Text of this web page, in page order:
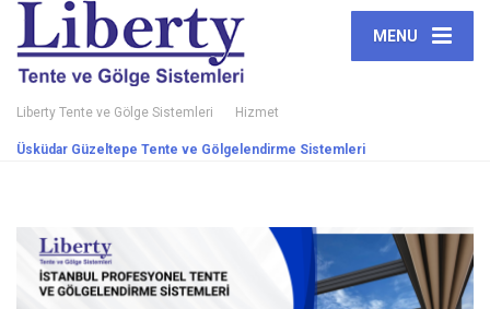
MENU
Liberty Tente ve Gölge Sistemleri Hizmet
Üsküdar Güzeltepe Tente ve Gölgelendirme Sistemleri